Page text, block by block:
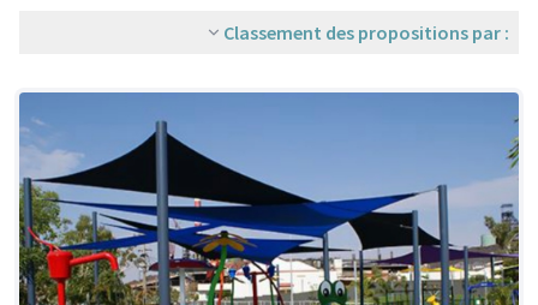
Classement des propositions par :